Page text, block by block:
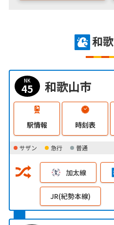
和
NK
45 和歌山市
駅情報 時刻表
サザン 急行 普通
加太線
JR(紀勢本線)